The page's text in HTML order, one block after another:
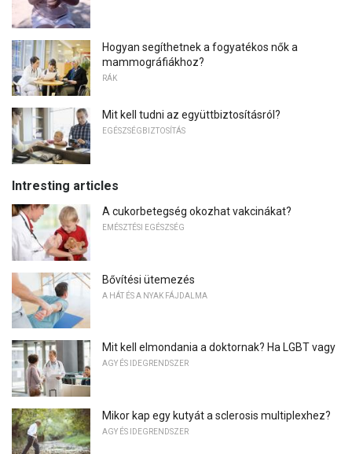
Hogyan segíthetnek a fogyatékos nők a
mammográfiákhoz?
RÁK
Mit kell tudni az együttbiztosításról?
EGÉSZSÉGBIZTOSÍTÁS
Intresting articles
A cukorbetegség okozhat vakcinákat?
EMÉSZTÉSI EGÉSZSÉG
Bővítési ütemezés
A HÁT ÉS A NYAK FÁJDALMA
Mit kell elmondania a doktornak? Ha LGBT vagy
AGY ÉS IDEGRENDSZER
Mikor kap egy kutyát a sclerosis multiplexhez?
AGY ÉS IDEGRENDSZER